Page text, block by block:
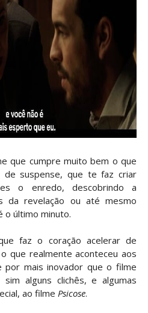
que cumpre muito bem o que
suspense, que te faz criar
o enredo, descobrindo a
da revelação ou até mesmo
o último minuto.
faz o coração acelerar de
que realmente aconteceu aos
por mais inovador que o filme
alguns clichês, e algumas
ao filme Psicose.